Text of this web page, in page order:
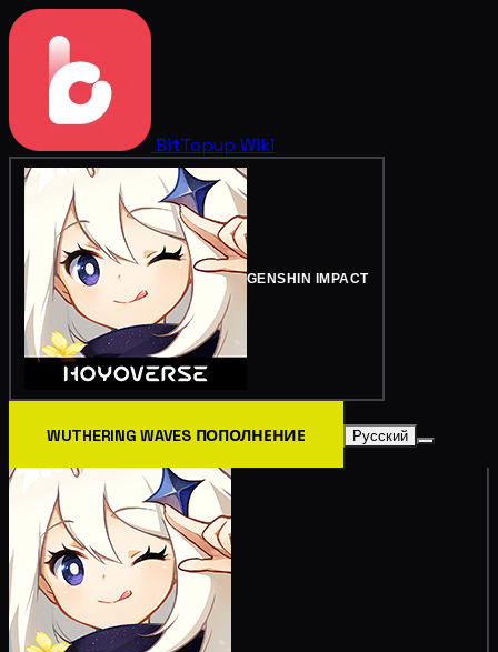
BitTopup Wiki
GENSHIN IMPACT
WUTHERING WAVES ПОПОЛНЕНИЕ Русский